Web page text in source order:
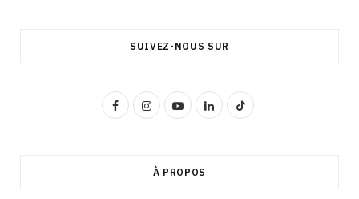
SUIVEZ-NOUS SUR
F
I
Y
L
T
À PROPOS